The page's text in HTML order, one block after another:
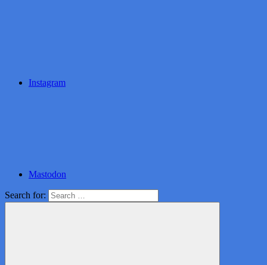
Instagram
Mastodon
Search for: